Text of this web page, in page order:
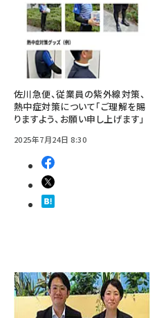
佐川急便、従業員の紫外線対策、
熱中症対策について「ご理解を賜
りますよう、お願い申し上げます」
2025年7月24日 8:30